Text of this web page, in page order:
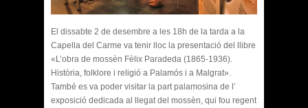
El dissabte 2 de desembre a les 18h de la tarda a la
Capella del Carme va tenir lloc la presentació del llibre
«L’obra de mossèn Fèlix Paradeda (1865-1936).
Història, folklore i religió a Palamós i a Malgrat».
També es va poder visitar la part palamosina de l’
exposició dedicada al llegat del mossèn, qui fou regent